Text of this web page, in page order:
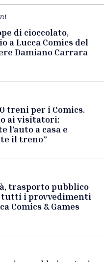
di cioccolato,
a Lucca Comics del
Damiano Carrara
treni per i Comics.
ai visitatori:
l’auto a casa e
il treno”
trasporto pubblico
tutti i provvedimenti
Comics & Games